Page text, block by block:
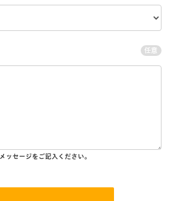
任意
ッセージをご記入ください。